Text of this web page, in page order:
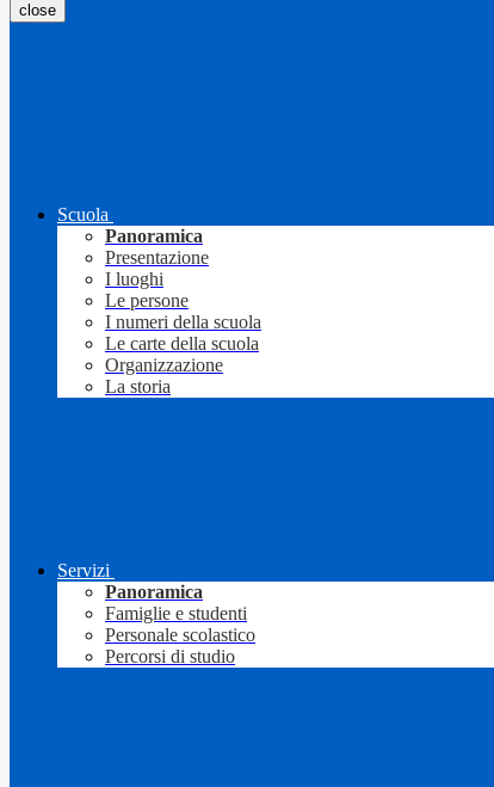
close
Scuola
Panoramica
Presentazione
I luoghi
Le persone
I numeri della scuola
Le carte della scuola
Organizzazione
La storia
Servizi
Panoramica
Famiglie e studenti
Personale scolastico
Percorsi di studio